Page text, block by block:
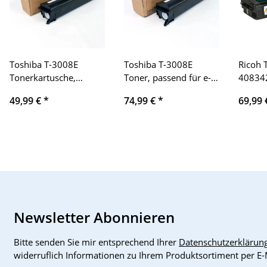
Toshiba T-3008E
Tonerkartusche,
Drucker, Produkttyp:
verschiedenen e-
49,99 €*
Toshiba T-3008E
Toner, passend für e-
3008/3508/4508/5008,
Druckqualität, ideal für
74,99 €*
Ricoh
69,99
Newsletter Abonnieren
Bitte senden Sie mir entsprechend Ihrer
widerruflich Informationen zu Ihrem Produktsortiment per E-